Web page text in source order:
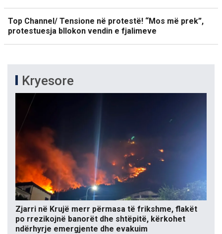
Top Channel/ Tensione në protestë! “Mos më prek”,
protestuesja bllokon vendin e fjalimeve
Kryesore
Zjarri në Krujë merr përmasa të frikshme, flakët
po rrezikojnë banorët dhe shtëpitë, kërkohet
ndërhyrje emergjente dhe evakuim